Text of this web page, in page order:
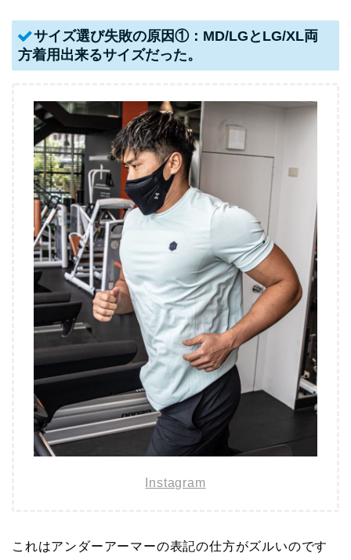
サイズ選び失敗の原因①：MD/LGとLG/XL両
方着用出来るサイズだった。
Instagram
これはアンダーアーマーの表記の仕方がズルいのです